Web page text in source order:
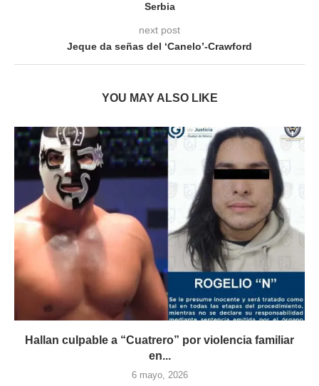
Serbia
next post
Jeque da señas del ‘Canelo’-Crawford
YOU MAY ALSO LIKE
Hallan culpable a “Cuatrero” por violencia familiar
en...
6 mayo, 2026